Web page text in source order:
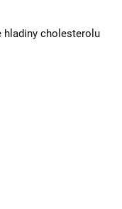
hladiny cholesterolu